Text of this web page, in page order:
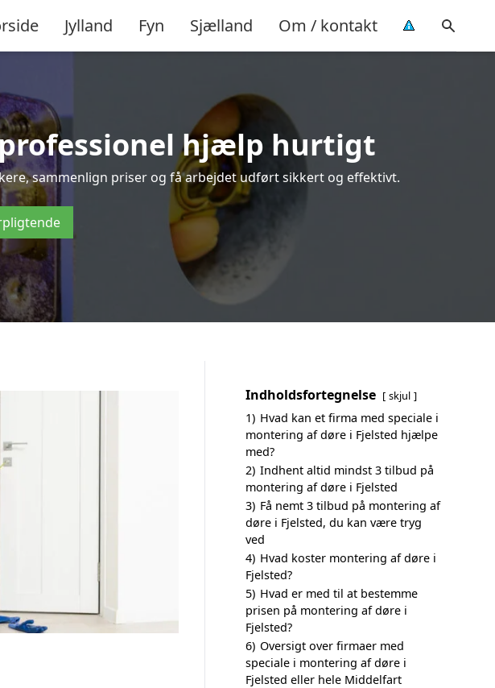
Jylland Fyn Sjælland Om / kontakt
hjælp hurtigt
sammenlign priser og få arbejdet udført sikkert og effektivt.
Indholdsfortegnelse skjul
1) Hvad kan et firma med speciale i
montering af døre i Fjelsted hjælpe
med?
2) Indhent altid mindst 3 tilbud på
montering af døre i Fjelsted
3) Få nemt 3 tilbud på montering af
døre i Fjelsted, du kan være tryg
ved
4) Hvad koster montering af døre i
Fjelsted?
5) Hvad er med til at bestemme
prisen på montering af døre i
Fjelsted?
6) Oversigt over firmaer med
speciale i montering af døre i
Fjelsted eller hele Middelfart